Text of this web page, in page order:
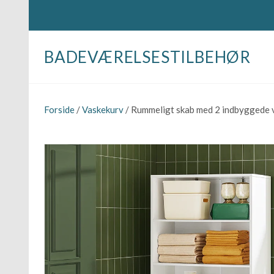
BADEVÆRELSESTILBEHØR
Forside /Vaskekurv / Rummeligt skab med 2